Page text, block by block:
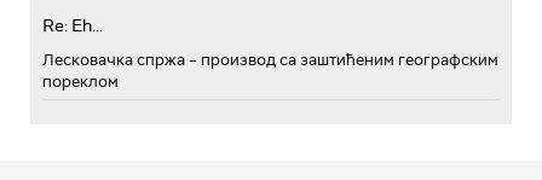
Re: Eh...
Лесковачка спржа – производ са заштићеним географским
пореклом